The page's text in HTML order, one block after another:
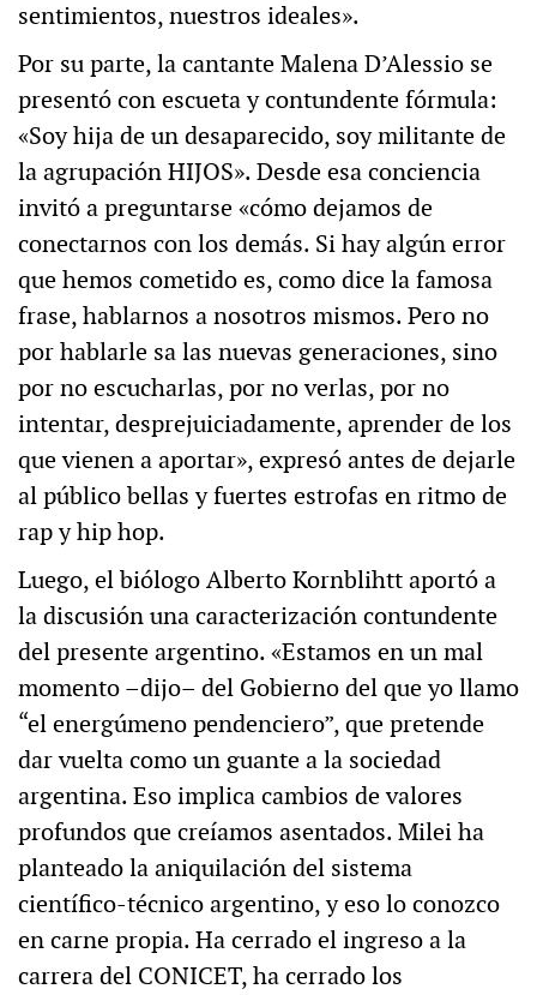
sentimientos, nuestros ideales».
Por su parte, la cantante Malena D’Alessio se
presentó con escueta y contundente fórmula:
«Soy hija de un desaparecido, soy militante de
la agrupación HIJOS». Desde esa conciencia
invitó a preguntarse «cómo dejamos de
conectarnos con los demás. Si hay algún error
que hemos cometido es, como dice la famosa
frase, hablarnos a nosotros mismos. Pero no
por hablarle sa las nuevas generaciones, sino
por no escucharlas, por no verlas, por no
intentar, desprejuiciadamente, aprender de los
que vienen a aportar», expresó antes de dejarle
al público bellas y fuertes estrofas en ritmo de
rap y hip hop.
Luego, el biólogo Alberto Kornblihtt aportó a
la discusión una caracterización contundente
del presente argentino. «Estamos en un mal
momento –dijo– del Gobierno del que yo llamo
“el energúmeno pendenciero”, que pretende
dar vuelta como un guante a la sociedad
argentina. Eso implica cambios de valores
profundos que creíamos asentados. Milei ha
planteado la aniquilación del sistema
científico-técnico argentino, y eso lo conozco
en carne propia. Ha cerrado el ingreso a la
carrera del CONICET, ha cerrado los